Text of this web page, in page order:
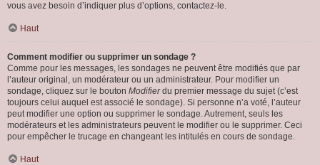
vous avez besoin d’indiquer plus d’options, contactez-le.
Haut
Comment modifier ou supprimer un sondage ?
Comme pour les messages, les sondages ne peuvent être modifiés que par
l’auteur original, un modérateur ou un administrateur. Pour modifier un
sondage, cliquez sur le bouton Modifierdu premier message du sujet (c’est
toujours celui auquel est associé le sondage). Si personne n’a voté, l’auteur
peut modifier une option ou supprimer le sondage. Autrement, seuls les
modérateurs et les administrateurs peuvent le modifier ou le supprimer. Ceci
pour empêcher le trucage en changeant les intitulés en cours de sondage.
Haut